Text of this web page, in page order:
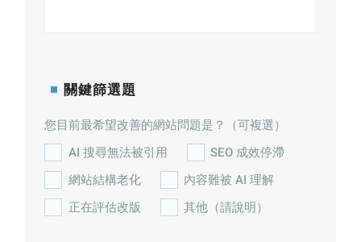
關鍵篩選題
您目前最希望改善的網站問題是？（可複選）
AI 搜尋無法被引用
SEO 成效停滯
網站結構老化
內容難被 AI 理解
正在評估改版
其他（請說明）